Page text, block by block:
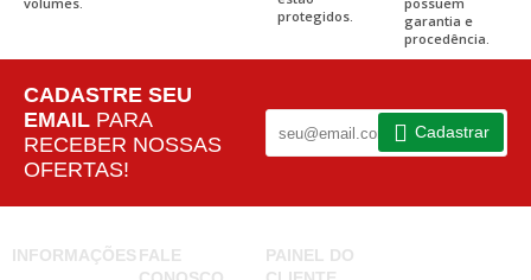
protegidos.
garantia e
procedência.
CADASTRE SEU
EMAIL PARA
RECEBER NOSSAS
OFERTAS!
Cadastrar
INFORMAÇÕES FALE
PAINEL DO